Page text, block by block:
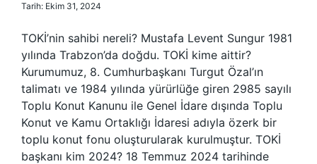
Tarih: Ekim 31, 2024
TOKİ’nin sahibi nereli? Mustafa Levent Sungur 1981
yılında Trabzon’da doğdu. TOKİ kime aittir?
Kurumumuz, 8. Cumhurbaşkanı Turgut Özal’ın
talimatı ve 1984 yılında yürürlüğe giren 2985 sayılı
Toplu Konut Kanunu ile Genel İdare dışında Toplu
Konut ve Kamu Ortaklığı İdaresi adıyla özerk bir
toplu konut fonu oluşturularak kurulmuştur. TOKİ
başkanı kim 2024? 18 Temmuz 2024 tarihinde